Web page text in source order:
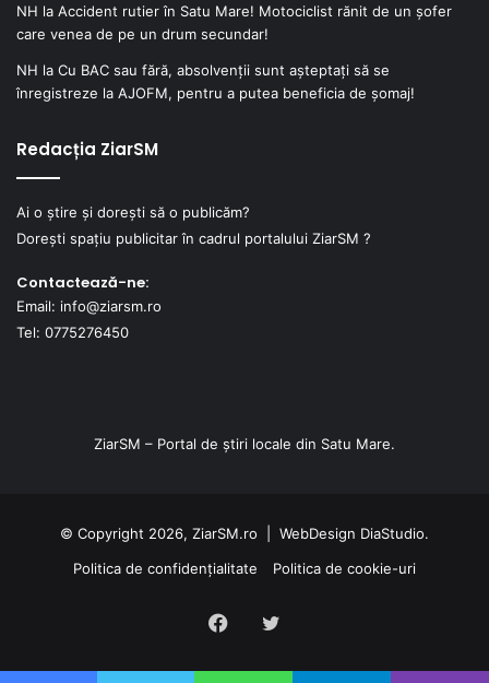
NH la Accident rutier în Satu Mare! Motociclist rănit de un șofer
care venea de pe un drum secundar!
NH la Cu BAC sau fără, absolvenții sunt așteptați să se
înregistreze la AJOFM, pentru a putea beneficia de șomaj!
Redacția ZiarSM
Ai o știre și dorești să o publicăm?
Dorești spațiu publicitar în cadrul portalului ZiarSM ?
Contactează-ne:
Email: info@ziarsm.ro
Tel: 0775276450
ZiarSM – Portal de știri locale din Satu Mare.
© Copyright 2026, ZiarSM.ro | WebDesign DiaStudio.
Politica de confidențialitate
Politica de cookie-uri
FacebookTwitter